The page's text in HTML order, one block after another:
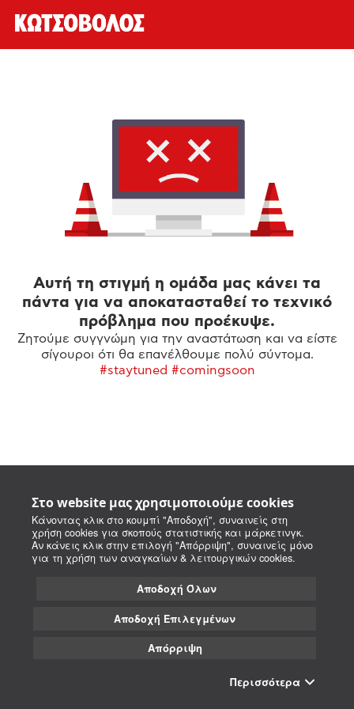
Στο website μας χρησιμοποιούμε cookies
Κάνοντας κλικ στο κουμπί "Αποδοχή", συναινείς στη
χρήση cookies για σκοπούς στατιστικής και μάρκετινγκ.
Αν κάνεις κλικ στην επιλογή "Απόρριψη", συναινείς μόνο
για τη χρήση των αναγκαίων & λειτουργικών cookies.
Αποδοχή Όλων
Αποδοχή Επιλεγμένων
Απόρριψη
Περισσότερα
Αυτή τη στιγμή η ομάδα μας κάνει τα
πάντα για να αποκατασταθεί το τεχνικό
πρόβλημα που προέκυψε.
Ζητούμε συγγνώμη για την αναστάτωση και να είστε
σίγουροι ότι θα επανέλθουμε πολύ σύντομα.
#staytuned #comingsoon